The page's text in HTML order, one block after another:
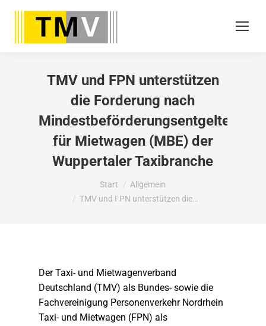
TMV und FPN unterstützen
die Forderung nach
Mindestbeförderungsentgelten
für Mietwagen (MBE) der
Wuppertaler Taxibranche
Sie befinden sich hier:
Start
Allgemein
TMV und FPN unterstützen die…
Der Taxi- und Mietwagenverband
Deutschland (TMV) als Bundes- sowie die
Fachvereinigung Personenverkehr Nordrhein
Taxi- und Mietwagen (FPN) als